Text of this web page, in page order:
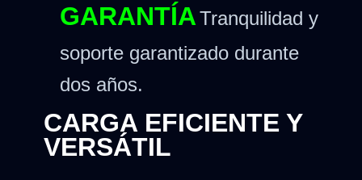
GARANTÍATranquilidad y
soporte garantizado durante
dos años.
CARGA EFICIENTE Y
VERSÁTIL